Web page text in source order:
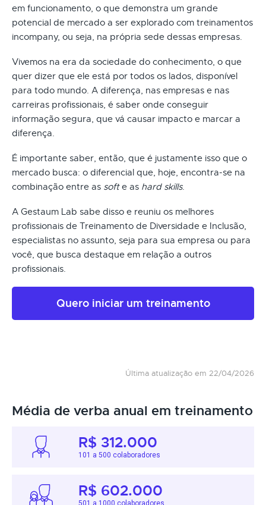
em funcionamento, o que demonstra um grande
potencial de mercado a ser explorado com treinamentos
incompany, ou seja, na própria sede dessas empresas.
Vivemos na era da sociedade do conhecimento, o que
quer dizer que ele está por todos os lados, disponível
para todo mundo. A diferença, nas empresas e nas
carreiras profissionais, é saber onde conseguir
informação segura, que vá causar impacto e marcar a
diferença.
É importante saber, então, que é justamente isso que o
mercado busca: o diferencial que, hoje, encontra-se na
combinação entre as softe as hard skills.
A Gestaum Lab sabe disso e reuniu os melhores
profissionais de Treinamento de Diversidade e Inclusão,
especialistas no assunto, seja para sua empresa ou para
você, que busca destaque em relação a outros
profissionais.
Quero iniciar um treinamento
Última atualização em 22/04/2026
Média de verba anual em treinamento
R$ 312.000
101 a 500 colaboradores
R$ 602.000
501 a 1000 colaboradores